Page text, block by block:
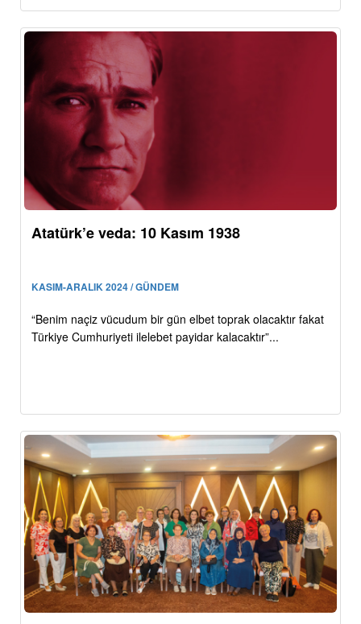
Atatürk’e veda: 10 Kasım 1938
KASIM-ARALIK 2024 / GÜNDEM
“Benim naçiz vücudum bir gün elbet toprak olacaktır fakat
Türkiye Cumhuriyeti ilelebet payidar kalacaktır”...